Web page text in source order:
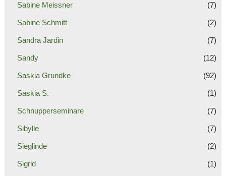
Sabine Meissner (7)
Sabine Schmitt (2)
Sandra Jardin (7)
Sandy (12)
Saskia Grundke (92)
Saskia S. (1)
Schnupperseminare (7)
Sibylle (7)
Sieglinde (2)
Sigrid (1)